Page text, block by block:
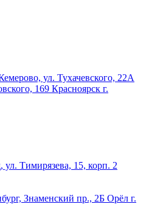
ул. Тухачевского, 22А
169 Красноярск г.
Тимирязева, 15, корп. 2
Знаменский пр., 2Б Орёл г.